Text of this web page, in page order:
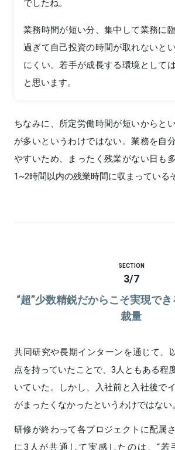
業務時間が短い分、集中して業務に
過ぎて自己投資の時間が取れないと
にくい。若手が成長する環境として
と思います。
ちなみに、所定労働時間が短いからと
が多いというわけではない。業務を自
やすいため、まったく残業がない日も
1~2時間以内の残業時間に収まっている
SECTION
3/7
“超”少数精鋭だからこそ実現で
裁量
共同研究や長期インターンを通じて、
点を持っていたことで、3人ともある程
いていた。しかし、入社前と入社後で
がまったくなかったというわけではない。
研修が終わって各プロジェクトに配属
に3人が共通して実感したのは、“若